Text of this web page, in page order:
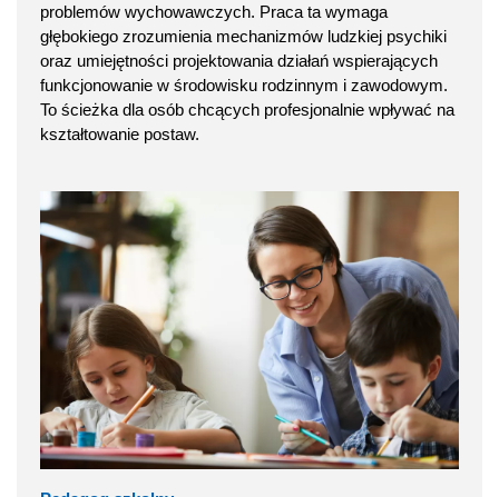
problemów wychowawczych. Praca ta wymaga
głębokiego zrozumienia mechanizmów ludzkiej psychiki
oraz umiejętności projektowania działań wspierających
funkcjonowanie w środowisku rodzinnym i zawodowym.
To ścieżka dla osób chcących profesjonalnie wpływać na
kształtowanie postaw.